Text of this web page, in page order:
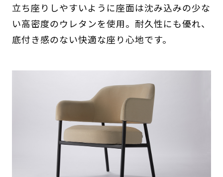
立ち座りしやすいように座面は沈み込みの少な
い高密度のウレタンを使用。耐久性にも優れ、​
底付き感のない快適な座り心地です。